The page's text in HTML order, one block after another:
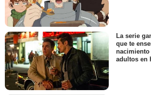
La serie
que te
adultos en